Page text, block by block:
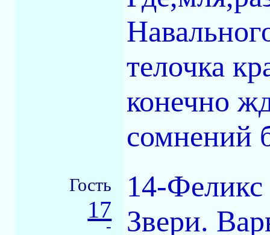
телочка
конечно
сомнений
Гость
17
-
14-
Звери.